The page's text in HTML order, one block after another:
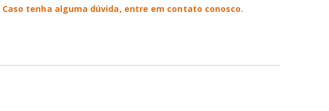
Caso tenha alguma dúvida, entre em contato conosco.